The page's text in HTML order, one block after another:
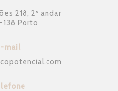
218, 2º andar
Porto
mail